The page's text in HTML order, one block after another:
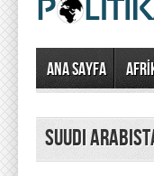
Ana Sayfa
suudi